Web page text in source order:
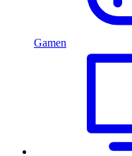
Gamen